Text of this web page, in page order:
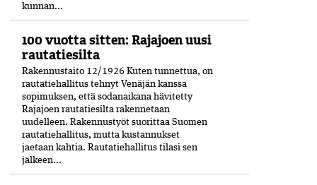
kunnan...
100 vuotta sitten: Rajajoen uusi
rautatiesilta
Rakennustaito 12/1926 Kuten tunnettua, on
rautatiehallitus tehnyt Venäjän kanssa
sopimuksen, että sodanaikana hävitetty
Rajajoen rautatiesilta rakennetaan
uudelleen. Rakennustyöt suorittaa Suomen
rautatiehallitus, mutta kustannukset
jaetaan kahtia. Rautatiehallitus tilasi sen
jälkeen...